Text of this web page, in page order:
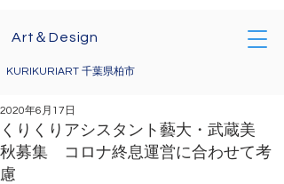
Art＆Design
KURIKURIART 千葉県柏市
くりくりアシスタント藝大・武蔵美
秋募集 コロナ終息運営に合わせて考
慮
2020年6月17日